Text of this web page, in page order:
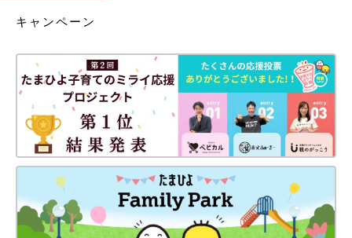
キャンペーン